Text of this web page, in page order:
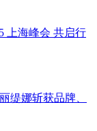
上海峰会 共启行